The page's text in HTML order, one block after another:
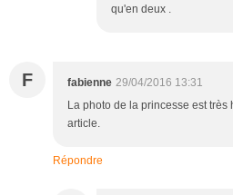
qu'en deux .
F fabienne 29/04/2016 13:31
La photo de la princesse est très
article.
Répondre